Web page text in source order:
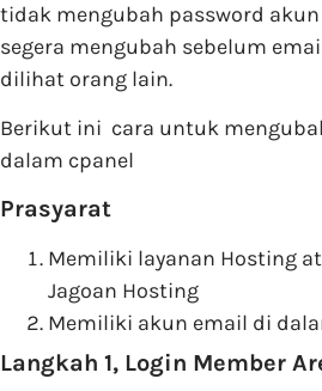
tidak mengubah password
segera mengubah sebelum
dilihat orang lain.
Berikut ini cara untuk
dalam cpanel
Prasyarat
Memiliki layanan Hosting
Jagoan Hosting
Memiliki akun email di
Langkah 1, Login Member